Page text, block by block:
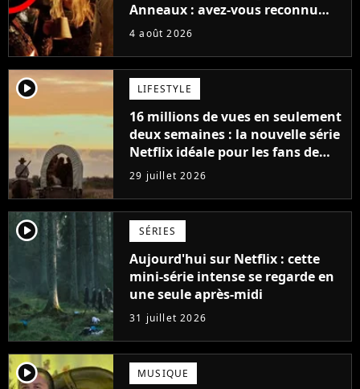
Anneaux : avez-vous reconnu
cette légende du cinéma dans la
4 août 2026
player2 LIFESTYLE
16 millions de vues en seulement
deux semaines : la nouvelle série
Netflix idéale pour les fans de
Yellowstone
29 juillet 2026
player2 SÉRIES
Aujourd'hui sur Netflix : cette
mini-série intense se regarde en
une seule après-midi
31 juillet 2026
player2 MUSIQUE